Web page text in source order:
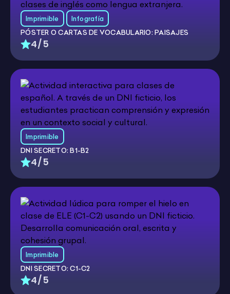
Imprimible
Infografía
PÓSTER O CARTAS DE VOCABULARIO: PAISAJES
4/5
Imprimible
DNI SECRETO: B1-B2
4/5
Imprimible
DNI SECRETO: C1-C2
4/5